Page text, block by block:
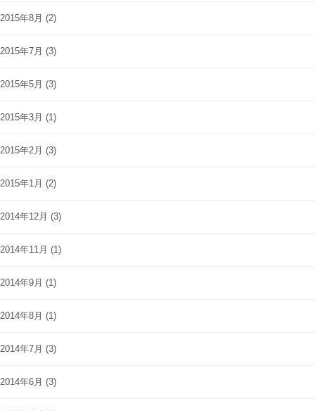
2015年8月 (2)
2015年7月 (3)
2015年5月 (3)
2015年3月 (1)
2015年2月 (3)
2015年1月 (2)
2014年12月 (3)
2014年11月 (1)
2014年9月 (1)
2014年8月 (1)
2014年7月 (3)
2014年6月 (3)